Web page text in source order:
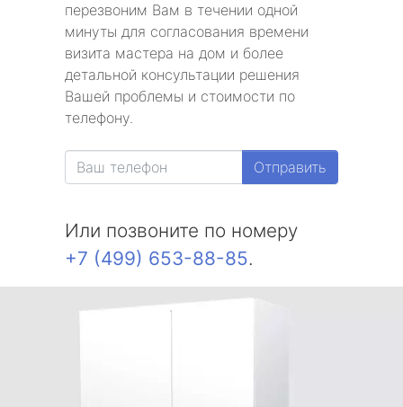
перезвоним Вам в течении одной
минуты для согласования времени
визита мастера на дом и более
детальной консультации решения
Вашей проблемы и стоимости по
телефону.
Отправить
Или позвоните по номеру
+7 (499) 653-88-85.